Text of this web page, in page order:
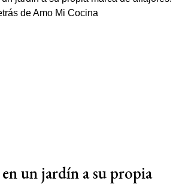
en un jardín a su propia